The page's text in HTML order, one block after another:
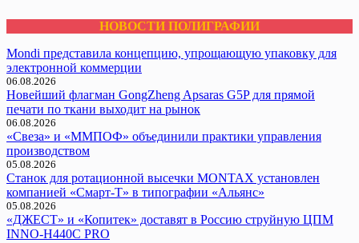
НОВОСТИ ПОЛИГРАФИИ
Mondi представила концепцию, упрощающую упаковку для
электронной коммерции
06.08.2026
Новейший флагман GongZheng Apsaras G5P для прямой
печати по ткани выходит на рынок
06.08.2026
«Свеза» и «ММПОФ» объединили практики управления
производством
05.08.2026
Cтанок для ротационной высечки MONTAX установлен
компанией «Смарт-Т» в типографии «Альянс»
05.08.2026
«ДЖЕСТ» и «Копитек» доставят в Россию струйную ЦПМ
INNO-H440C PRO